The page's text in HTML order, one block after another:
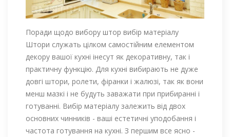
Поради щодо вибору штор вибір матеріалу
Штори служать цілком самостійним елементом
декору вашої кухні інесут як декоративну, так і
практичну функцію. Для кухні вибирають не дуже
довгі штори, ролети, фіранки і жалюзі, так як вони
менш мазкі і не будуть заважати при прибиранні і
готуванні. Вибір матеріалу залежить від двох
основних чинників - ваші естетичні уподобання і
частота готування на кухні. З першим все ясно -